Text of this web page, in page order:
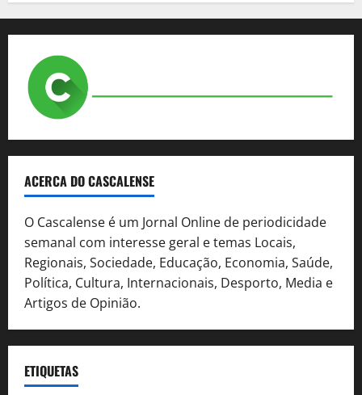
ACERCA DO CASCALENSE
O Cascalense é um Jornal Online de periodicidade
semanal com interesse geral e temas Locais,
Regionais, Sociedade, Educação, Economia, Saúde,
Política, Cultura, Internacionais, Desporto, Media e
Artigos de Opinião.
ETIQUETAS